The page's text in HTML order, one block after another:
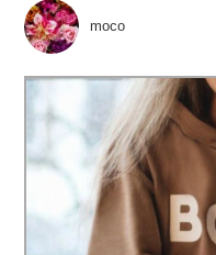
ファッショントレンドを発
BUYMAで人気のブランド
BUYMAの売れ筋商品
moco